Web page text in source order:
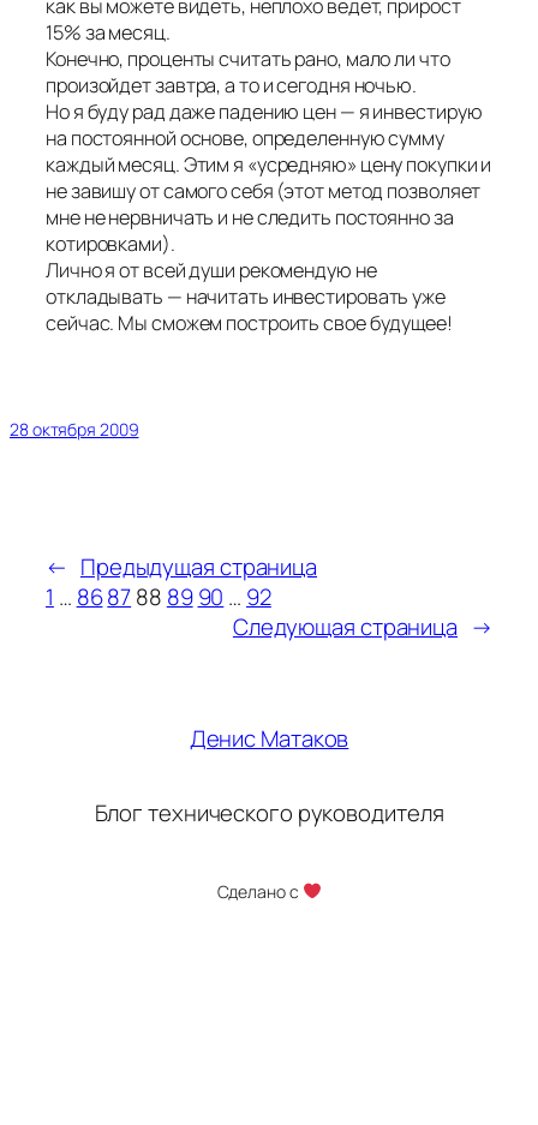
как вы можете видеть, неплохо ведет, прирост
15% за месяц.
Конечно, проценты считать рано, мало ли что
произойдет завтра, а то и сегодня ночью.
Но я буду рад даже падению цен — я инвестирую
на постоянной основе, определенную сумму
каждый месяц. Этим я «усредняю» цену покупки и
не завишу от самого себя (этот метод позволяет
мне не нервничать и не следить постоянно за
котировками).
Лично я от всей души рекомендую не
откладывать — начитать инвестировать уже
сейчас. Мы сможем построить свое будущее!
28 октября 2009
← Предыдущая страница
1 … 868788 89 90 … 92
Следующая страница →
Денис Матаков
Блог технического руководителя
Сделано с